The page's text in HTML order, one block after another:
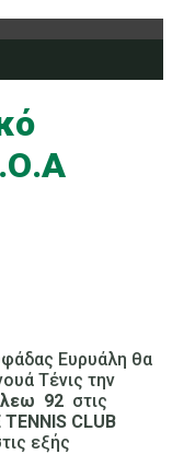
Ευρυάλη θα
Τένις την
92 στις
TENNIS CLUB
εξής